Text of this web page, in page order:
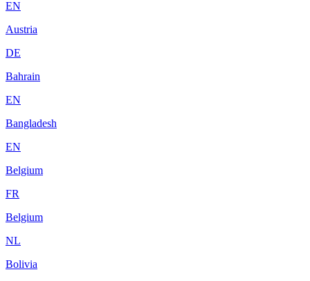
EN
Austria
DE
Bahrain
EN
Bangladesh
EN
Belgium
FR
Belgium
NL
Bolivia